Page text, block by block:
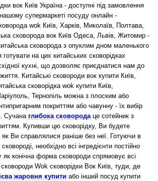
вок Київ Україна - доступні під замовлення
супермаркеті посуду онлайн -
wok Київ, Харків, Миколаїв, Полтава,
сковорода вок Київ Одеса, Львів, Житомир -
сковорода з опуклим дном маленького
готувати на цих китайських сковорідках
кухні, що дозволяє приєднатися нам до
Китайські сковороди вок купити Київ,
сковорідка wok купити Київ,
Тернопіль можна з плоским або
покриттям або чавунну - їх вибір
Сучана глибока сковородаце сотейник з
Купивши цю сковорідку, Ви будете
як Ви справлялися раніше без неї. Готуючи в
необхідно всі інгредієнти постійно
як конічна форма сковороди спрямовує всі
сковороди Wok сковорідки Вок Київ, туди, де
жаровня купити або інший посуд купити